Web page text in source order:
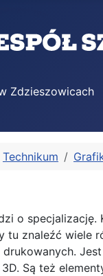
Zdzieszowicach
Technikum
o
tu znaleźć wiele
Są też